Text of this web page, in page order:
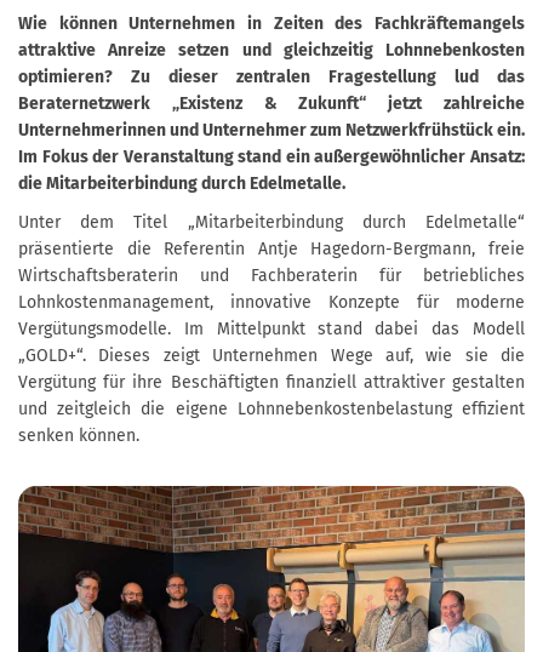
Wie können Unternehmen in Zeiten des Fachkräftemangels
attraktive Anreize setzen und gleichzeitig Lohnnebenkosten
optimieren? Zu dieser zentralen Fragestellung lud das
Beraternetzwerk „Existenz & Zukunft“ jetzt zahlreiche
Unternehmerinnen und Unternehmer zum Netzwerkfrühstück ein.
Im Fokus der Veranstaltung stand ein außergewöhnlicher Ansatz:
die Mitarbeiterbindung durch Edelmetalle.
Unter dem Titel „Mitarbeiterbindung durch Edelmetalle“
präsentierte die Referentin Antje Hagedorn-Bergmann, freie
Wirtschaftsberaterin und Fachberaterin für betriebliches
Lohnkostenmanagement, innovative Konzepte für moderne
Vergütungsmodelle. Im Mittelpunkt stand dabei das Modell
„GOLD+“. Dieses zeigt Unternehmen Wege auf, wie sie die
Vergütung für ihre Beschäftigten finanziell attraktiver gestalten
und zeitgleich die eigene Lohnnebenkostenbelastung effizient
senken können.